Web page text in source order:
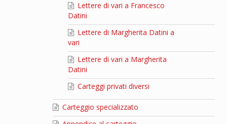
Lettere di vari a Francesco
Datini
Lettere di Margherita Datini a
vari
Lettere di vari a Margherita
Datini
Carteggi privati diversi
Carteggio specializzato